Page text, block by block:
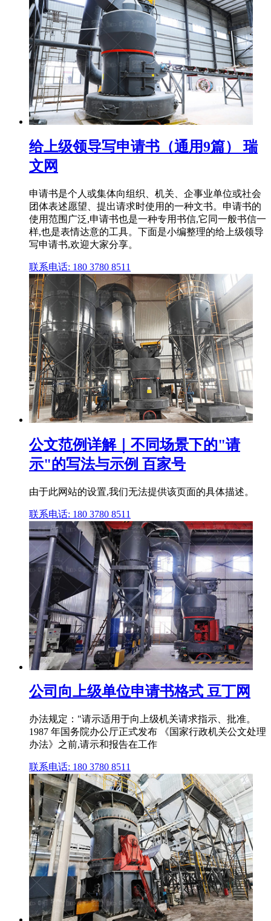
给上级领导写申请书（通用9篇） 瑞
文网
申请书是个人或集体向组织、机关、企事业单位或社会
团体表述愿望、提出请求时使用的一种文书。申请书的
使用范围广泛,申请书也是一种专用书信,它同一般书信一
样,也是表情达意的工具。下面是小编整理的给上级领导
写申请书,欢迎大家分享。
联系电话: 180 3780 8511
公文范例详解｜不同场景下的"请
示"的写法与示例 百家号
由于此网站的设置,我们无法提供该页面的具体描述。
联系电话: 180 3780 8511
公司向上级单位申请书格式 豆丁网
办法规定："请示适用于向上级机关请求指示、批准。
1987 年国务院办公厅正式发布 《国家行政机关公文处理
办法》之前,请示和报告在工作
联系电话: 180 3780 8511